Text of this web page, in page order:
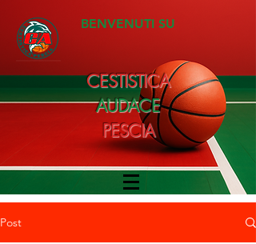
BENVENUTI SU
CESTISTICA
AUDACE
PESCIA
Post